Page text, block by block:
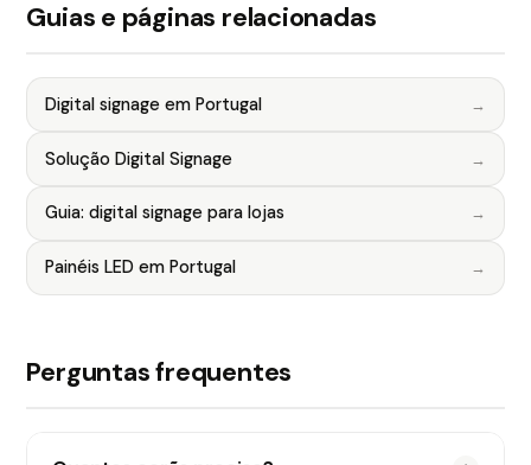
Guias e páginas relacionadas
Digital signage em Portugal
Solução Digital Signage
Guia: digital signage para lojas
Painéis LED em Portugal
Perguntas frequentes